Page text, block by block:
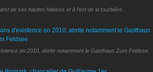
de ses hautes falaises et à l'est de la tourbière.
en 2010, abrite notamment le Gasthaus Zum Feldsee.